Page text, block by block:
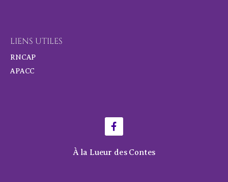
LIENS UTILES
RNCAP
APACC
À la Lueur des Contes